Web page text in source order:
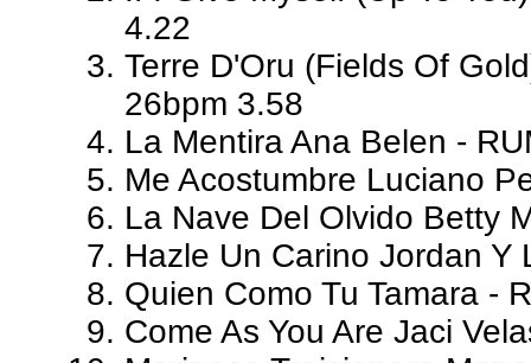
4.22
Terre D'Oru (Fields Of
26bpm 3.58
La Mentira Ana Belen -
Me Acostumbre Luciano
La Nave Del Olvido Betty
Hazle Un Carino Jordan Y
Quien Como Tu Tamara -
Come As You Are Jaci